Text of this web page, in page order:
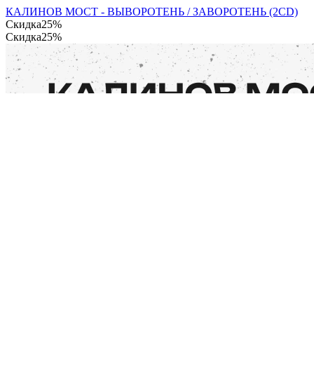
КАЛИНОВ МОСТ - ВЫВОРОТЕНЬ / ЗАВОРОТЕНЬ (2CD)
Скидка25%
Скидка25%